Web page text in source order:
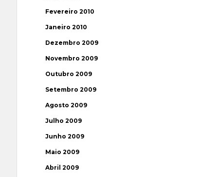
Fevereiro 2010
Janeiro 2010
Dezembro 2009
Novembro 2009
Outubro 2009
Setembro 2009
Agosto 2009
Julho 2009
Junho 2009
Maio 2009
Abril 2009